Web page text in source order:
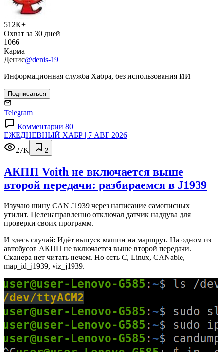
512K+
Охват за 30 дней
1066
Карма
Денис@denis-19
Информационная служба Хабра, без использования ИИ
Подписаться
Telegram
Комментарии 80
ЕЖЕДНЕВНЫЙ ХАБР | 7 АВГ 2026
27K
2
АКПП Voith не включается выше
второй передачи: разбираемся в J1939
Изучаю шину CAN J1939 через написание самописных
утилит. Целенаправленно отключал датчик наддува для
проверки своих программ.
И здесь случай: Идёт выпуск машин на маршрут. На одном из
автобусов АКПП не включается выше второй передачи.
Сканера нет читать нечем. Но есть C, Linux, CANable,
map_id_j1939, viz_j1939.